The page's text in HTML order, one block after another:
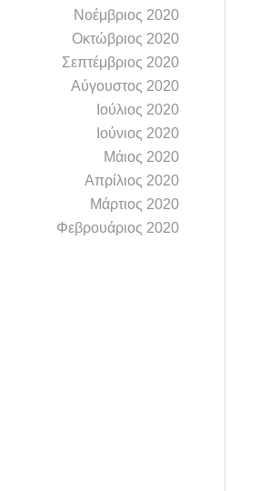
Νοέμβριος 2020
Οκτώβριος 2020
Σεπτέμβριος 2020
Αύγουστος 2020
Ιούλιος 2020
Ιούνιος 2020
Μάιος 2020
Απρίλιος 2020
Μάρτιος 2020
Φεβρουάριος 2020